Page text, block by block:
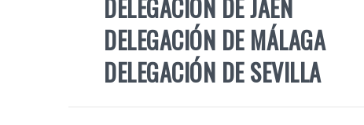
DELEGACIÓN DE JAÉN
DELEGACIÓN DE MÁLAGA
DELEGACIÓN DE SEVILLA